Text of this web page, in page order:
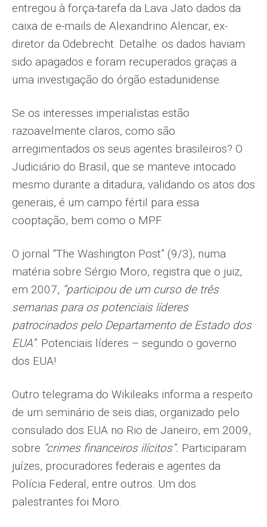
entregou à força-tarefa da Lava Jato dados da
caixa de e-mails de Alexandrino Alencar, ex-
diretor da Odebrecht. Detalhe: os dados haviam
sido apagados e foram recuperados graças a
uma investigação do órgão estadunidense.
Se os interesses imperialistas estão
razoavelmente claros, como são
arregimentados os seus agentes brasileiros? O
Judiciário do Brasil, que se manteve intocado
mesmo durante a ditadura, validando os atos dos
generais, é um campo fértil para essa
cooptação, bem como o MPF.
O jornal “The Washington Post” (9/3), numa
matéria sobre Sérgio Moro, registra que o juiz,
em 2007, “participou de um curso de três
semanas para os potenciais líderes
patrocinados pelo Departamento de Estado dos
EUA”. Potenciais líderes – segundo o governo
dos EUA!
Outro telegrama do Wikileaks informa a respeito
de um seminário de seis dias, organizado pelo
consulado dos EUA no Rio de Janeiro, em 2009,
sobre “crimes financeiros ilícitos”. Participaram
juízes, procuradores federais e agentes da
Polícia Federal, entre outros. Um dos
palestrantes foi Moro.